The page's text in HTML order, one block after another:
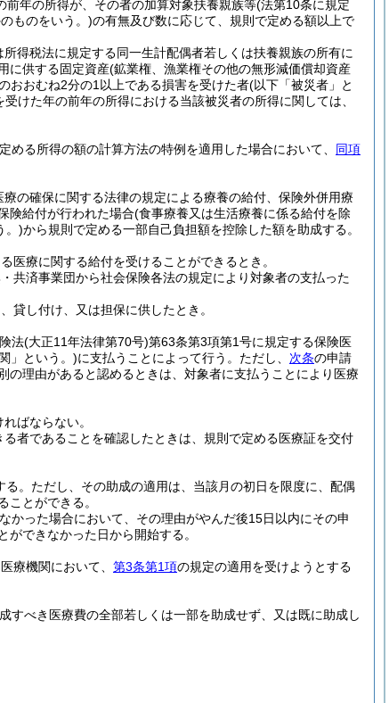
年の所得が、その者の加算対象扶養親族等(法第10条に規定
ものをいう。)の有無及び数に応じて、規則で定める額以上で
得税法に規定する同一生計配偶者若しくは扶養親族の所有に
に供する固定資産(鉱業権、漁業権その他の無形減価償却資産
おおむね2分の1以上である損害を受けた者(以下「被災者」と
けた年の前年の所得における当該被災者の所得に関しては、
る所得の額の計算方法の特例を適用した場合において、 同項
の確保に関する法律の規定による療養の給付、保険外併用療
険給付が行われた場合(食事療養又は生活療養に係る給付を除
。)から規則で定める一部自己負担額を控除した額を助成する。
医療に関する給付を受けることができるとき。
共済事業団から社会保険各法の規定により対象者の支払った
貸し付け、又は担保に供したとき。
法(大正11年法律第70号)第63条第3項第1号に規定する保険医
」という。)に支払うことによって行う。 ただし、 次条の申請
理由があると認めるときは、対象者に支払うことにより医療
ばならない。
者であることを確認したときは、規則で定める医療証を交付
。 ただし、その助成の適用は、当該月の初日を限度に、配偶
とができる。
かった場合において、その理由がやんだ後15日以内にその申
できなかった日から開始する。
療機関において、 第3条第1項の規定の適用を受けようとする
すべき医療費の全部若しくは一部を助成せず、又は既に助成し